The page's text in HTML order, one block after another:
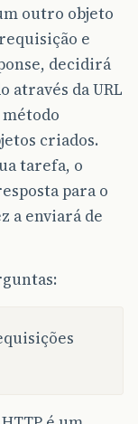
outro objeto
e
decidirá
através da URL
criados.
tarefa, o
para o
a enviará de